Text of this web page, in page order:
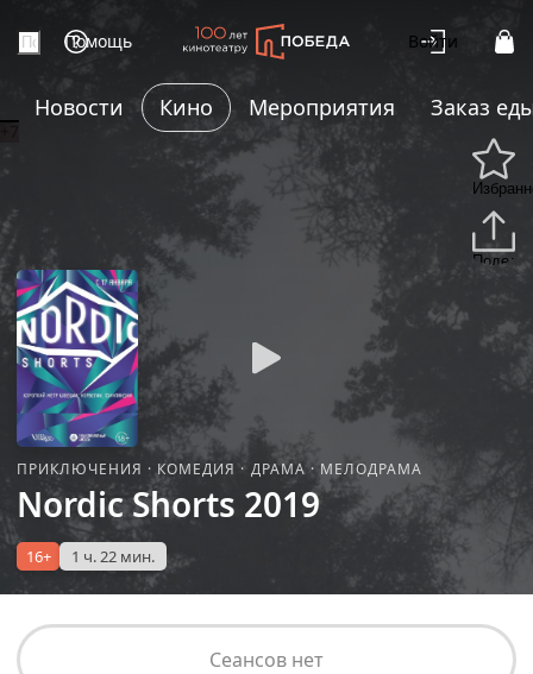
Помощь Войти
Новости Кино Мероприятия Заказ
ПРИКЛЮЧЕНИЯ · КОМЕДИЯ · ДРАМА· МЕЛОДРАМА
Nordic Shorts 2019
16+ 1 ч. 22 мин.
Сеансов нет